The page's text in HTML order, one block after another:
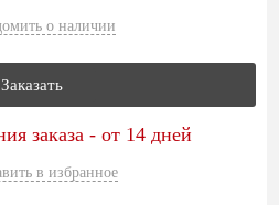
о наличии
Заказать
заказа - от 14 дней
в избранное